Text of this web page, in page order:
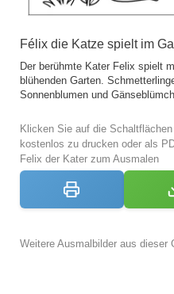
Félix die Katze spielt im
Der berühmte Kater Felix spielt
blühenden Garten.
Sonnenblumen und
Klicken Sie auf die
kostenlos zu drucken oder als
Felix der Kater zum Ausmalen
Weitere Ausmalbilder aus dieser